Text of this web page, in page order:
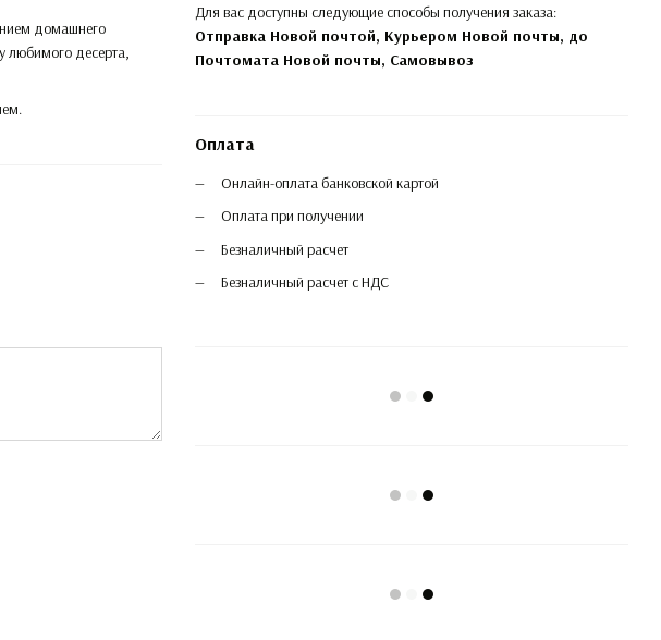
Для вас доступны следующие способы получения заказа:
Отправка Новой почтой, Курьером Новой почты, до
Почтомата Новой почты, Самовывоз
Оплата
Онлайн-оплата банковской картой
Оплата при получении
Безналичный расчет
Безналичный расчет с НДС
домашнего
любимого десерта,